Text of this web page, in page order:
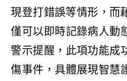
現登打錯誤等情形，而
僅可以即時記錄病人動
警示提醒，此項功能成
傷事件，具體展現智慧